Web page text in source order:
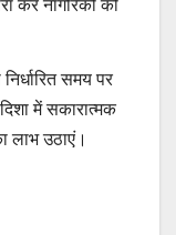
कर नागरिकों को
समय पर
में सकारात्मक
लाभ उठाएं।